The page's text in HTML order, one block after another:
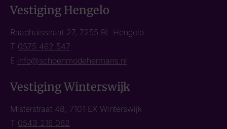
Vestiging Hengelo
Raadhuisstraat 27, 7255 BL Hengelo
T 0575 462 547
E info@schoenmodehermans.nl
Vestiging Winterswijk
Misterstraat 48, 7101 EX Winterswijk
T 0543 216 062